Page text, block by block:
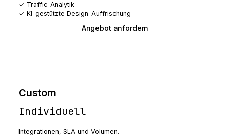
Traffic-Analytik
KI-gestützte Design-Auffrischung
Angebot anfordern
Custom
Individuell
Integrationen, SLA und Volumen.